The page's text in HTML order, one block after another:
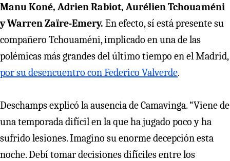
Manu Koné, Adrien Rabiot, Aurélien Tchouaméni
y Warren Zaïre-Emery. En efecto, sí está presente su
compañero Tchouaméni, implicado en una de las
polémicas más grandes del último tiempo en el Madrid,
por su desencuentro con Federico Valverde.
Deschamps explicó la ausencia de Camavinga. “Viene de
una temporada difícil en la que ha jugado poco y ha
sufrido lesiones. Imagino su enorme decepción esta
noche. Debí tomar decisiones difíciles entre los